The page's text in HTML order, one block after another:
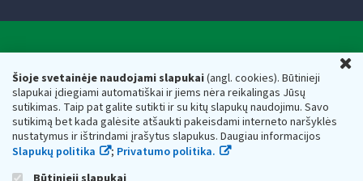
Šioje svetainėje naudojami slapukai(angl. cookies). Būtinieji
slapukai įdiegiami automatiškai ir jiems nėra reikalingas Jūsų
sutikimas. Taip pat galite sutikti ir su kitų slapukų naudojimu. Savo
sutikimą bet kada galėsite atšaukti pakeisdami interneto naršyklės
nustatymus ir ištrindami įrašytus slapukus. Daugiau informacijos
Slapukų politika
; Privatumo politika.
Respublikos finansų ministerijos
Biudžetinė įstaiga. Juridinio asmens kodas — 188659752,
adresas: Vasario 16-osios g. 14, 01107 Vilnius, Lietuva, el.paštas:
vmi@vmi.lt, E. pristatymo dėžutės adresas 188659752
Duomenys apie Valstybinę mokesčių inspekciją prie Lietuvos
Respublikos finansų ministerijos kaupiami ir saugomi Juridinių